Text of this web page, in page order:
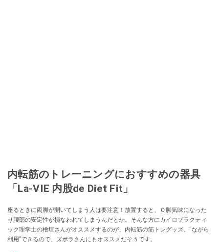
内転筋のトレーニングにおすすめの器具
「La-VIE 内股de Diet Fit」
座るときに両脚が開いてしまう人は要注意！放置すると、Ｏ脚気味になった
り腰部の安定性が損なわれてしまうんだとか。そんな方にカイロプラクティ
ック理学士の檜垣さんがオススメするのが、内転筋の筋トレグッズ。“ながら
利用”できるので、ズボラさんにもオススメだそうです。